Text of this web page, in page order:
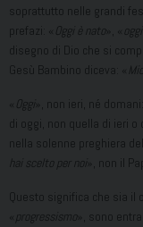
soprattutto nelle grandi
prefazi: «
Oggi è nato », «
disegno di Dio che si
Gesù Bambino diceva: «
Oggi », non ieri, né
di oggi, non quella di ieri o
nella solenne preghiera
hai scelto per noi
», non il
Questo significa che sia il
progressismo
», sono